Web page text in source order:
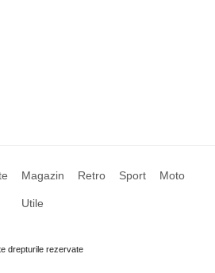
Magazin Retro Sport Moto
Utile
drepturile rezervate